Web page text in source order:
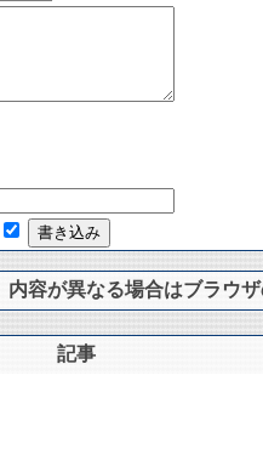
容が異なる場合はブラウ
記事